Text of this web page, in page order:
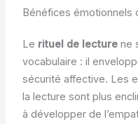
Bénéfices émotionnels
Le rituel de lecturene
vocabulaire : il
sécurité affective. Les
la lecture sont plus
à développer de